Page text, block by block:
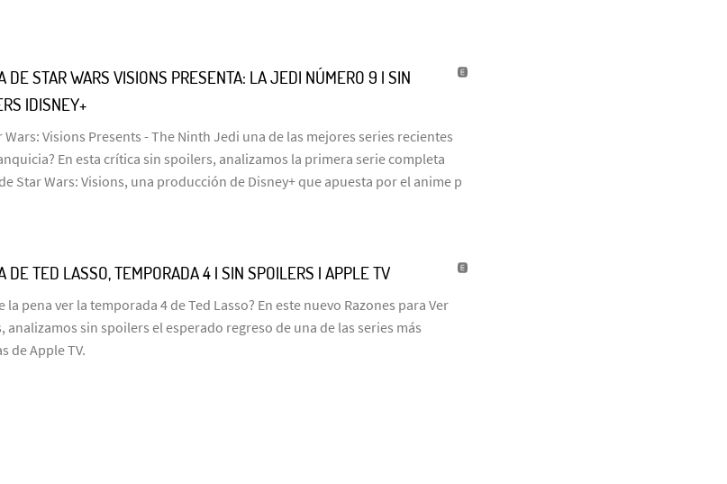
DE STAR WARS VISIONS PRESENTA: LA JEDI NÚMERO 9 | SIN
|DISNEY+
Wars: Visions Presents - The Ninth Jedi una de las mejores series recientes
En esta crítica sin spoilers, analizamos la primera serie completa
Star Wars: Visions, una producción de Disney+ que apuesta por el anime p
DE TED LASSO, TEMPORADA 4 | SIN SPOILERS | APPLE TV
la pena ver la temporada 4 de Ted Lasso? En este nuevo Razones para Ver
analizamos sin spoilers el esperado regreso de una de las series más
de Apple TV.